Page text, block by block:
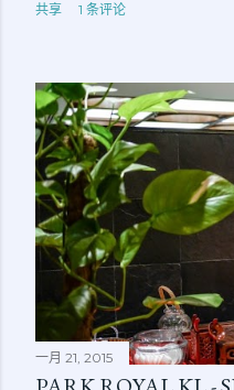
共享 1 条评论
一月 21, 2015